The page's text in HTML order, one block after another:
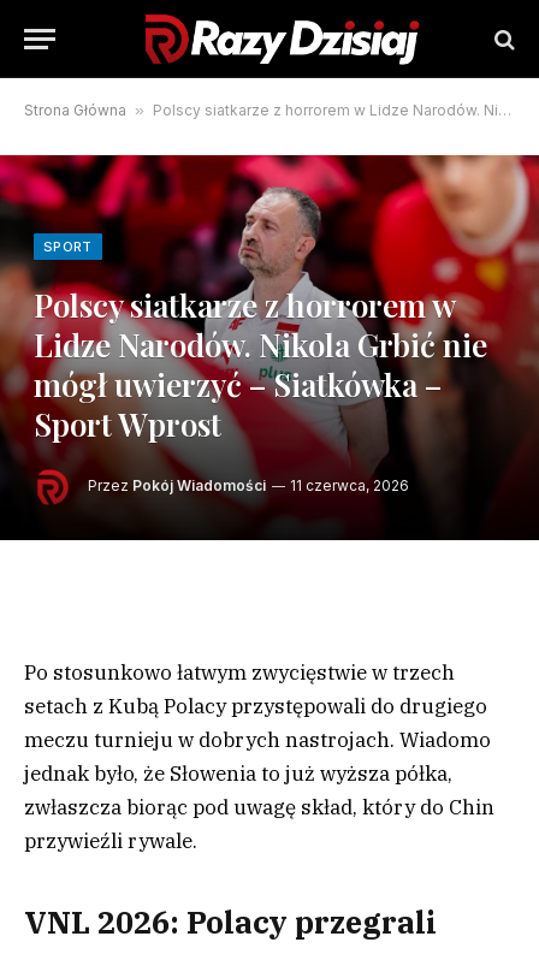
Strona Główna » Polscy siatkarze z horrorem w Lidze Narodów. Nikola Grbić nie mógł uwierzyć – Siatkówka – Sport Wprost
SPORT
Polscy siatkarze z horrorem w
Lidze Narodów. Nikola Grbić nie
mógł uwierzyć – Siatkówka –
Sport Wprost
Przez Pokój Wiadomości 11 czerwca, 2026
Po stosunkowo łatwym zwycięstwie w trzech
setach z Kubą Polacy przystępowali do drugiego
meczu turnieju w dobrych nastrojach. Wiadomo
jednak było, że Słowenia to już wyższa półka,
zwłaszcza biorąc pod uwagę skład, który do Chin
przywieźli rywale.
VNL 2026: Polacy przegrali